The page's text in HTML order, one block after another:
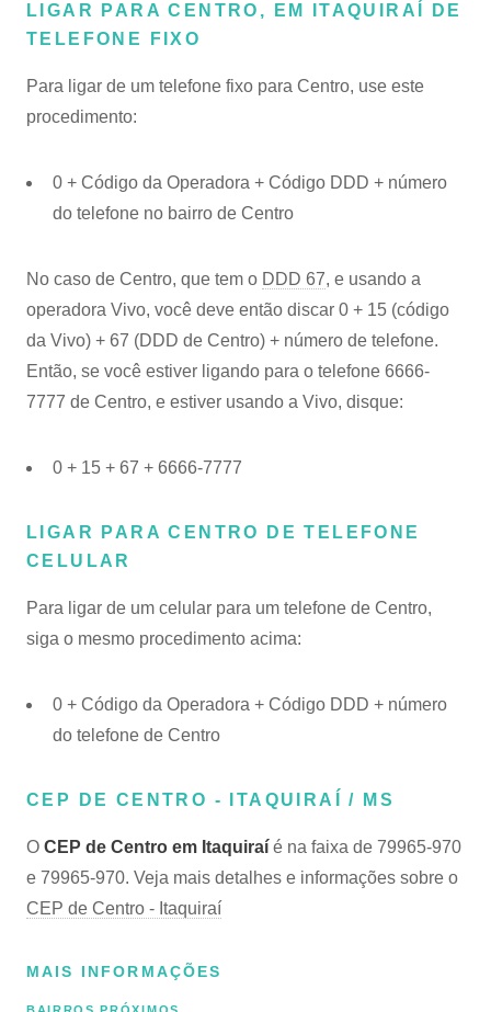
LIGAR PARA CENTRO, EM ITAQUIRAÍ DE
TELEFONE FIXO
Para ligar de um telefone fixo para Centro, use este
procedimento:
0 + Código da Operadora + Código DDD + número
do telefone no bairro de Centro
No caso de Centro, que tem o DDD 67, e usando a
operadora Vivo, você deve então discar 0 + 15 (código
da Vivo) + 67 (DDD de Centro) + número de telefone.
Então, se você estiver ligando para o telefone 6666-
7777 de Centro, e estiver usando a Vivo, disque:
0 + 15 + 67 + 6666-7777
LIGAR PARA CENTRO DE TELEFONE
CELULAR
Para ligar de um celular para um telefone de Centro,
siga o mesmo procedimento acima:
0 + Código da Operadora + Código DDD + número
do telefone de Centro
CEP DE CENTRO - ITAQUIRAÍ / MS
O CEP de Centro em Itaquiraí é na faixa de 79965-970
e 79965-970. Veja mais detalhes e informações sobre o
CEP de Centro - Itaquiraí
MAIS INFORMAÇÕES